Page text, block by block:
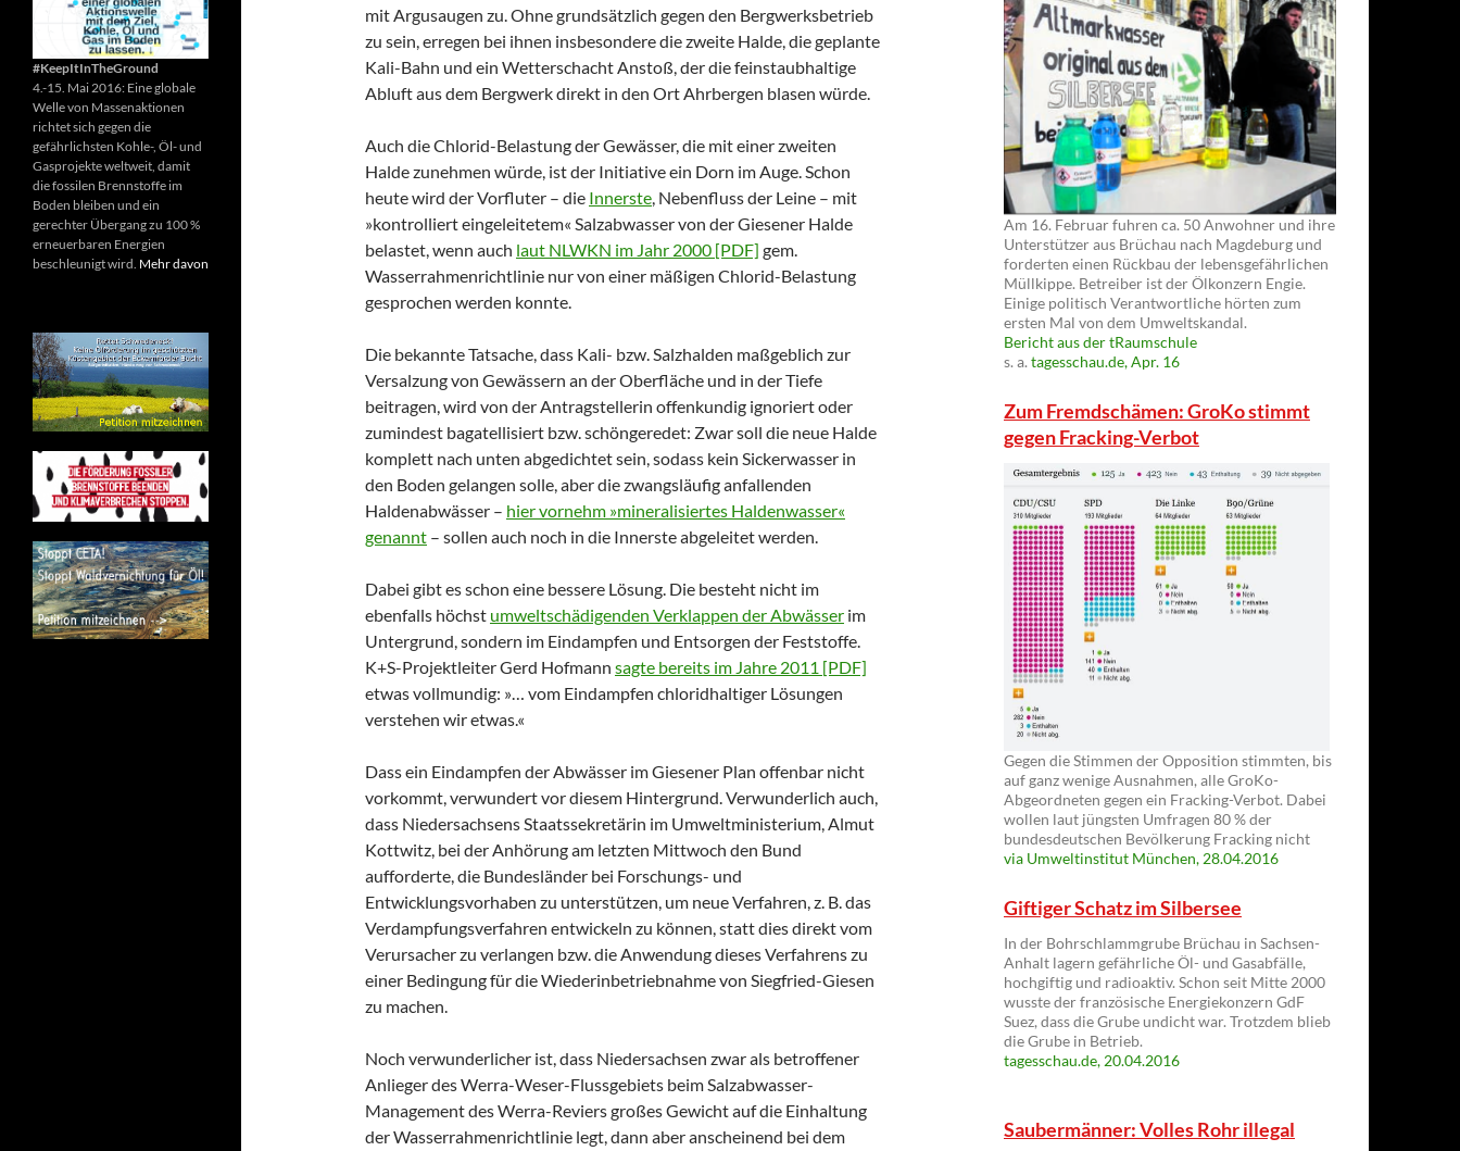
mit Argusaugen zu. Ohne grundsätzlich gegen den Bergwerksbetrieb
zu sein, erregen bei ihnen insbesondere die zweite Halde, die geplante
Kali-Bahn und ein Wetterschacht Anstoß, der die feinstaubhaltige
Abluft aus dem Bergwerk direkt in den Ort Ahrbergen blasen würde.
Auch die Chlorid-Belastung der Gewässer, die mit einer zweiten
Halde zunehmen würde, ist der Initiative ein Dorn im Auge. Schon
heute wird der Vorfluter – die Innerste, Nebenfluss der Leine – mit
»kontrolliert eingeleitetem« Salzabwasser von der Giesener Halde
belastet, wenn auch laut NLWKN im Jahr 2000 [PDF] gem.
Wasserrahmenrichtlinie nur von einer mäßigen Chlorid-Belastung
gesprochen werden konnte.
Die bekannte Tatsache, dass Kali- bzw. Salzhalden maßgeblich zur
Versalzung von Gewässern an der Oberfläche und in der Tiefe
beitragen, wird von der Antragstellerin offenkundig ignoriert oder
zumindest bagatellisiert bzw. schöngeredet: Zwar soll die neue Halde
komplett nach unten abgedichtet sein, sodass kein Sickerwasser in
den Boden gelangen solle, aber die zwangsläufig anfallenden
Haldenabwässer – hier vornehm »mineralisiertes Haldenwasser«
genannt – sollen auch noch in die Innerste abgeleitet werden.
Dabei gibt es schon eine bessere Lösung. Die besteht nicht im
ebenfalls höchst umweltschädigenden Verklappen der Abwässer im
Untergrund, sondern im Eindampfen und Entsorgen der Feststoffe.
K+S-Projektleiter Gerd Hofmann sagte bereits im Jahre 2011 [PDF]
etwas vollmundig: »… vom Eindampfen chloridhaltiger Lösungen
verstehen wir etwas.«
Dass ein Eindampfen der Abwässer im Giesener Plan offenbar nicht
vorkommt, verwundert vor diesem Hintergrund. Verwunderlich auch,
dass Niedersachsens Staatssekretärin im Umweltministerium, Almut
Kottwitz, bei der Anhörung am letzten Mittwoch den Bund
aufforderte, die Bundesländer bei Forschungs- und
Entwicklungsvorhaben zu unterstützen, um neue Verfahren, z. B. das
Verdampfungsverfahren entwickeln zu können, statt dies direkt vom
Verursacher zu verlangen bzw. die Anwendung dieses Verfahrens zu
einer Bedingung für die Wiederinbetriebnahme von Siegfried-Giesen
zu machen.
Noch verwunderlicher ist, dass Niedersachsen zwar als betroffener
Anlieger des Werra-Weser-Flussgebiets beim Salzabwasser-
Management des Werra-Reviers großes Gewicht auf die Einhaltung
der Wasserrahmenrichtlinie legt, dann aber anscheinend bei dem
Am 16. Februar fuhren ca. 50 Anwohner und ihre
Unterstützer aus Brüchau nach Magdeburg und
forderten einen Rückbau der lebensgefährlichen
Müllkippe. Betreiber ist der Ölkonzern Engie.
Einige politisch Verantwortliche hörten zum
ersten Mal von dem Umweltskandal.
Bericht aus der tRaumschule
s. a. tagesschau.de, Apr. 16
Zum Fremdschämen: GroKo stimmt
gegen Fracking-Verbot
Gegen die Stimmen der Opposition stimmten, bis
auf ganz wenige Ausnahmen, alle GroKo-
Abgeordneten gegen ein Fracking-Verbot. Dabei
wollen laut jüngsten Umfragen 80 % der
bundesdeutschen Bevölkerung Fracking nicht
via Umweltinstitut München, 28.04.2016
Giftiger Schatz im Silbersee
In der Bohrschlammgrube Brüchau in Sachsen-
Anhalt lagern gefährliche Öl- und Gasabfälle,
hochgiftig und radioaktiv. Schon seit Mitte 2000
wusste der französische Energiekonzern GdF
Suez, dass die Grube undicht war. Trotzdem blieb
die Grube in Betrieb.
tagesschau.de, 20.04.2016
Saubermänner: Volles Rohr illegal
#KeepItInTheGround
4.-15. Mai 2016: Eine globale
Welle von Massenaktionen
richtet sich gegen die
gefährlichsten Kohle-, Öl- und
Gasprojekte weltweit, damit
die fossilen Brennstoffe im
Boden bleiben und ein
gerechter Übergang zu 100 %
erneuerbaren Energien
beschleunigt wird. Mehr davon